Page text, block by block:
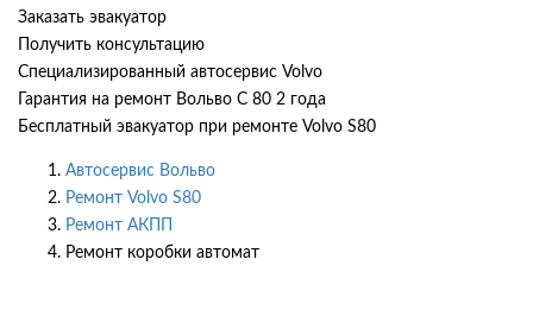
Заказать эвакуатор
Получить консультацию
Специализированный автосервис Volvo
Гарантия на ремонт Вольво С 80 2 года
Бесплатный эвакуатор при ремонте Volvo S80
Автосервис Вольво
Ремонт Volvo S80
Ремонт АКПП
Ремонт коробки автомат